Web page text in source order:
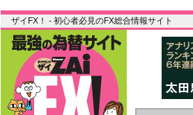
ザイFX！ - 初心者必見のFX総合情報サイト